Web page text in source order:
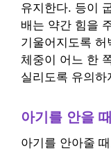
유지한다. 등이
배는 약간 힘을
기울어지도록 허
체중이 어느 한
실리도록 유의하
아기를 안을 때
아기를 안아줄